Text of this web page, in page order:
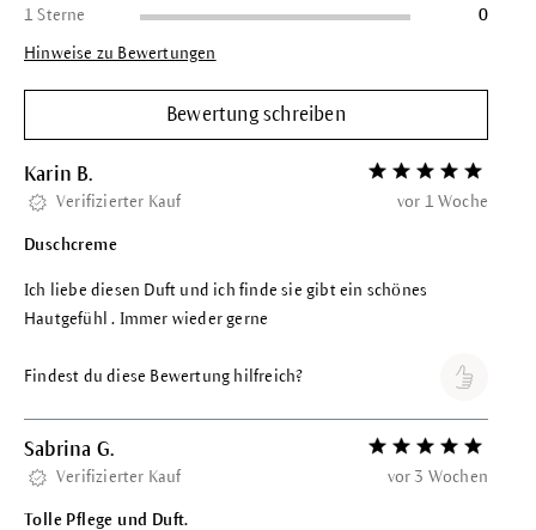
1 Sterne 0
Hinweise zu Bewertungen
Bewertung schreiben
Karin B. Bewertung mit 5
Verifizierter Kauf vor 1 Woche
Duschcreme
Ich liebe diesen Duft und ich finde sie gibt ein schönes
Hautgefühl . Immer wieder gerne
Findest du diese Bewertung hilfreich?
Sabrina G. Bewertung mit 5
Verifizierter Kauf vor 3 Wochen
Tolle Pflege und Duft.